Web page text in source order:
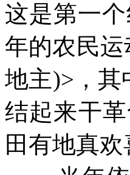
这是第一
年的农民
地主)> ，
结起来干
田有地真